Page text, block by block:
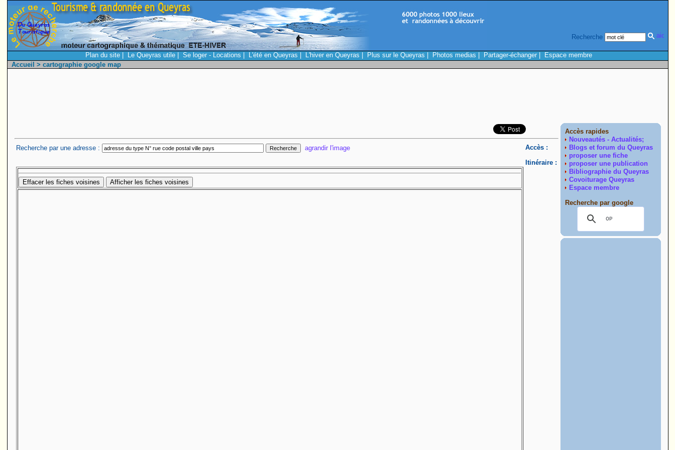
Recherche
Plan du site| Le Queyras utile| Se loger - Locations L'été en Queyras L'hiver en Queyras Plus sur le Queyras Photos medias Partager-échanger|
Espace membre
Accueil > cartographie google map
Recherche par une adresse : agrandir l'image
Accès :
Itinéraire :
Accès rapides
Nouveautés - Actualités;
Blogs et forum du Queyras
proposer une fiche
proposer une publication
Bibliographie du Queyras
Covoiturage Queyras
Espace membre
Recherche par google